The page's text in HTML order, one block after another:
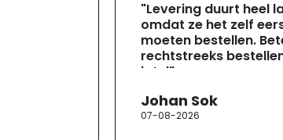
"Levering duurt heel
omdat ze het zelf
moeten bestellen.
rechtstreeks
jotul"
Johan Sok
07-08-2026